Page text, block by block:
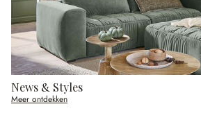
News & Styles
Meer ontdekken